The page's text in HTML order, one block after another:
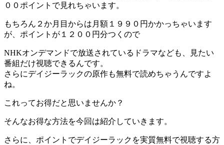
００ポイントで見れちゃいます。
もちろん２か月目からは月額１９９０円かかっちゃいます
が、ポイントが１２００円分つくので
NHKオンデマンドで放送されているドラマなども、見たい
番組だけ視聴できるんです。
さらにデイジーラックの原作も無料で読めちゃうんですよ
ね。
これってお得だと思いませんか？
そんなお得な方法を今回は紹介していきます。
さらに、ポイントでデイジーラックを実質無料で視聴する方